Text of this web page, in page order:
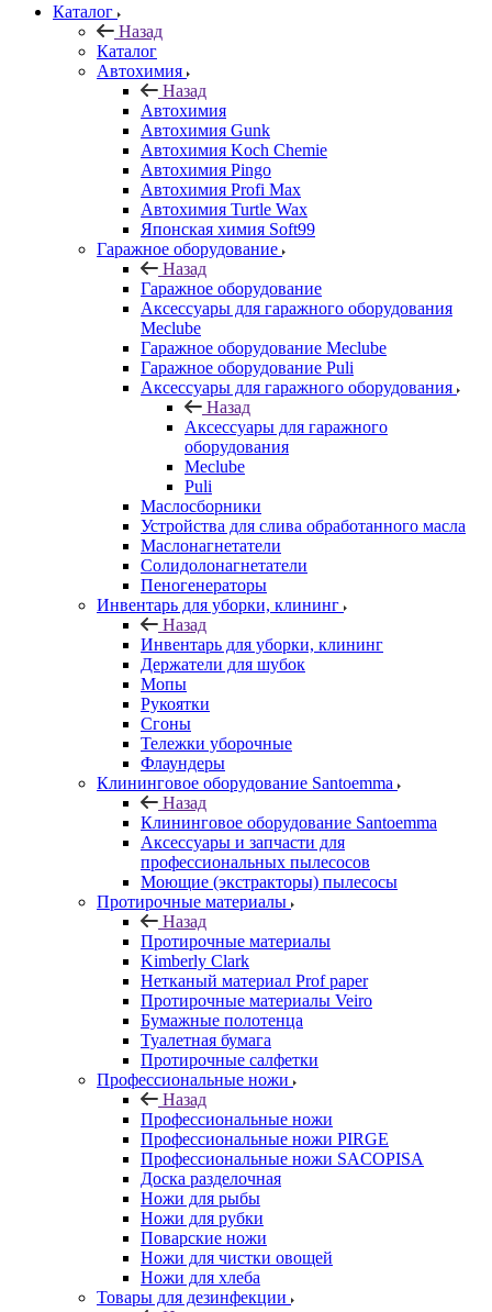
Каталог
Назад
Каталог
Автохимия
Назад
Автохимия
Автохимия Gunk
Автохимия Koch Chemie
Автохимия Pingo
Автохимия Profi Max
Автохимия Turtle Wax
Японская химия Soft99
Гаражное оборудование
Назад
Гаражное оборудование
Аксессуары для гаражного оборудования
Meclube
Гаражное оборудование Meclube
Гаражное оборудование Puli
Аксессуары для гаражного оборудования
Назад
Аксессуары для гаражного
оборудования
Meclube
Puli
Маслосборники
Устройства для слива обработанного масла
Маслонагнетатели
Солидолонагнетатели
Пеногенераторы
Инвентарь для уборки, клининг
Назад
Инвентарь для уборки, клининг
Держатели для шубок
Мопы
Рукоятки
Сгоны
Тележки уборочные
Флаундеры
Клининговое оборудование Santoemma
Назад
Клининговое оборудование Santoemma
Аксессуары и запчасти для
профессиональных пылесосов
Моющие (экстракторы) пылесосы
Протирочные материалы
Назад
Протирочные материалы
Kimberly Clark
Нетканый материал Prof paper
Протирочные материалы Veiro
Бумажные полотенца
Туалетная бумага
Протирочные салфетки
Профессиональные ножи
Назад
Профессиональные ножи
Профессиональные ножи PIRGE
Профессиональные ножи SACOPISA
Доска разделочная
Ножи для рыбы
Ножи для рубки
Поварские ножи
Ножи для чистки овощей
Ножи для хлеба
Товары для дезинфекции